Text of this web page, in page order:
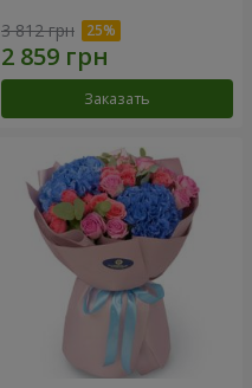
3 812 грн
Заказать